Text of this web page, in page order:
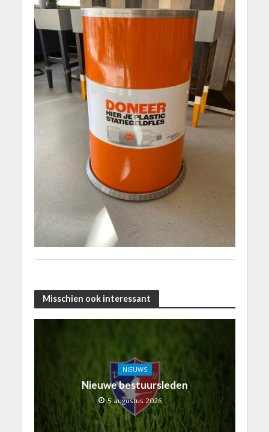
Misschien ook interessant
NIEUWS
Nieuwe bestuursleden
5 augustus 2026